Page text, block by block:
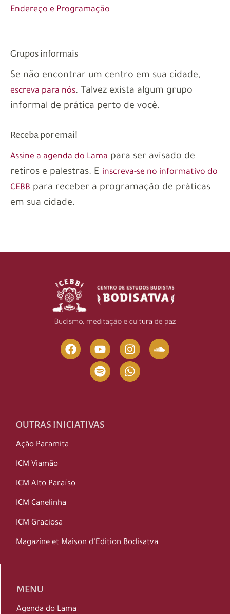
Endereço e Programação
Grupos informais
Se não encontrar um centro em sua cidade,
escreva para nós. Talvez exista algum grupo
informal de prática perto de você.
Receba por email
Assine a agenda do Lama para ser avisado de
retiros e palestras. E inscreva-se no informativo do
CEBB para receber a programação de práticas
em sua cidade.
OUTRAS INICIATIVAS
Ação Paramita
ICM Viamão
ICM Alto Paraíso
ICM Canelinha
ICM Graciosa
Magazine et Maison d’Édition Bodisatva
MENU
Agenda do Lama